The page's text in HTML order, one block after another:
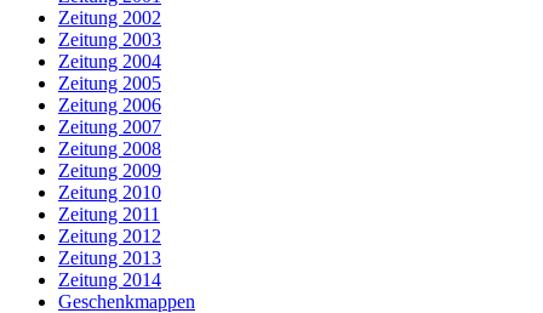
Zeitung 2002
Zeitung 2003
Zeitung 2004
Zeitung 2005
Zeitung 2006
Zeitung 2007
Zeitung 2008
Zeitung 2009
Zeitung 2010
Zeitung 2011
Zeitung 2012
Zeitung 2013
Zeitung 2014
Geschenkmappen